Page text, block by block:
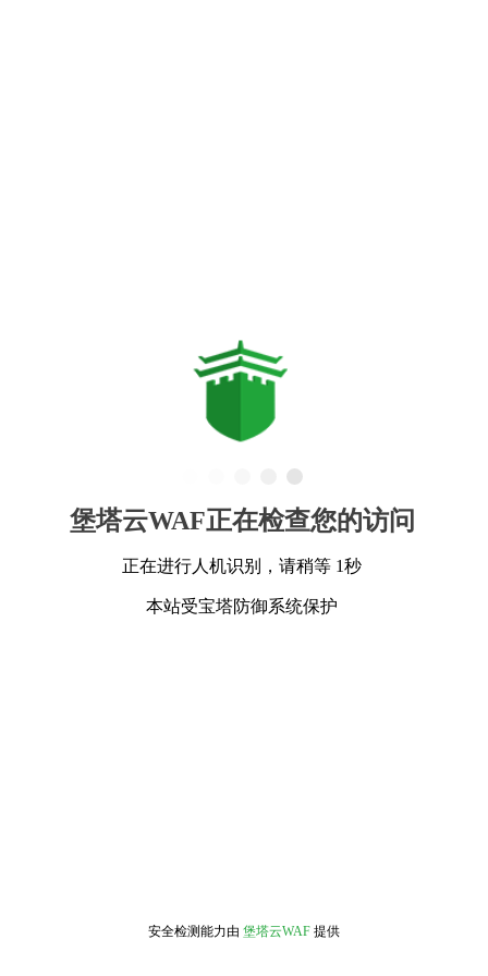
堡塔云WAF正在检查您的访问
正在进行人机识别，请稍等 1秒
本站受宝塔防御系统保护
安全检测能力由 堡塔云WAF 提供